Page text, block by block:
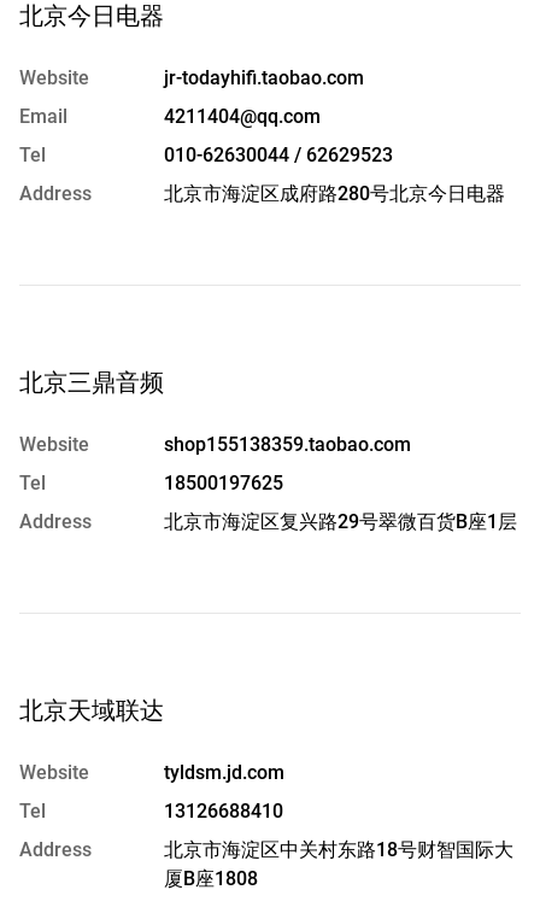
北京今日电器
Website
jr-todayhifi.taobao.com
Email
4211404@qq.com
Tel
010-62630044 / 62629523
Address
北京市海淀区成府路280号北京今日电器
北京三鼎音频
Website
shop155138359.taobao.com
Tel
18500197625
Address
北京市海淀区复兴路29号翠微百货B座1层
北京天域联达
Website
tyldsm.jd.com
Tel
13126688410
Address
北京市海淀区中关村东路18号财智国际大
厦B座1808